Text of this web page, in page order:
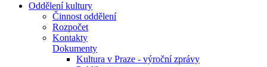
Oddělení kultury
Činnost oddělení
Rozpočet
Kontakty
Dokumenty
Kultura v Praze - výroční zprávy